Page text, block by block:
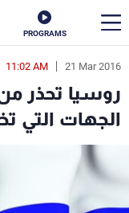
PROGRAMS
21 Mar 2016
11:02 AM
روسيا تحذر
الجهات التي
en
الأخبار
سياسة
إقتصاد